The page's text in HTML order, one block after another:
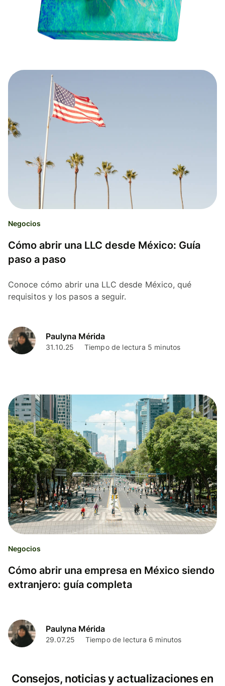
Negocios
Cómo abrir una LLC desde México: Guía
paso a paso
Conoce cómo abrir una LLC desde México, qué
requisitos y los pasos a seguir.
Paulyna Mérida
31.10.25 Tiempo de lectura 5 minutos
Negocios
Cómo abrir una empresa en México siendo
extranjero: guía completa
Paulyna Mérida
29.07.25 Tiempo de lectura 6 minutos
Consejos, noticias y actualizaciones en